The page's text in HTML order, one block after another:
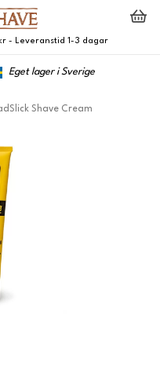
- Leveranstid 1-3 dagar
Eget lager i Sverige
Shave Cream